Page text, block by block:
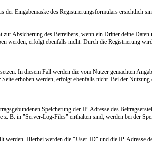
Eingabemaske des Registrierungsformulars ersichtlich
Absicherung des Betreibers, wenn ein Dritter deine
werden, erfolgt ebenfalls nicht. Durch die Registrierung
In diesem Fall werden die vom Nutzer gemachten
erhoben werden, erfolgt ebenfalls nicht. Bei der
Speicherung der IP-Adresse des
z. B. in "Server-Log-Files" enthalten sind, werden bei der
Hierbei werden die "User-ID" und die IP-Adresse